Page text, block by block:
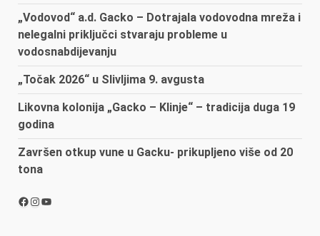
„Vodovod“ a.d. Gacko – Dotrajala vodovodna mreža i
nelegalni priključci stvaraju probleme u
vodosnabdijevanju
„Točak 2026“ u Slivljima 9. avgusta
Likovna kolonija „Gacko – Klinje“ – tradicija duga 19
godina
Završen otkup vune u Gacku- prikupljeno više od 20
tona
Facebook
Instagram
YouTube